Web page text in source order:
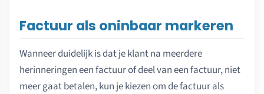
Factuur als oninbaar markeren
Wanneer duidelijk is dat je klant na meerdere
herinneringen een factuur of deel van een factuur, niet
meer gaat betalen, kun je kiezen om de factuur als